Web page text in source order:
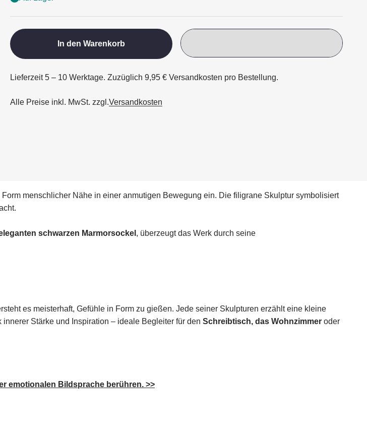
In den Warenkorb
Lieferzeit 5 – 10 Werktage. Zuzüglich 9,95 € Versandkosten pro Bestellung.
Alle Preise inkl. MwSt. zzgl.Versandkosten
menschlicher Nähe in einer anmutigen Bewegung ein. Die filigrane Skulptur symbolisiert
schwarzen Marmorsockel , überzeugt das Werk durch seine
es meisterhaft, Gefühle in Form zu gießen. Jede seiner Skulpturen erzählt eine kleine
Stärke und Inspiration – ideale Begleiter für den Schreibtisch, das Wohnzimmer oder
emotionalen Bildsprache berühren. >>